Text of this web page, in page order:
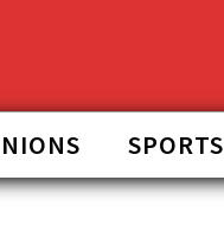
SPORTS